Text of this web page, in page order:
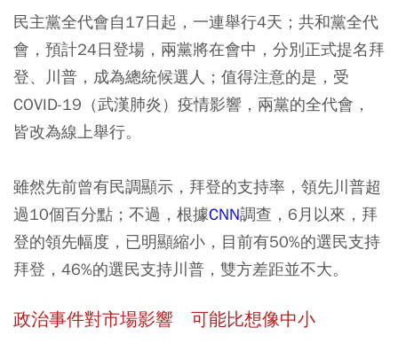
民主黨全代會自17日起，一連舉行4天；共和黨全代
會，預計24日登場，兩黨將在會中，分別正式提名拜
登、川普，成為總統候選人；值得注意的是，受
COVID-19（武漢肺炎）疫情影響，兩黨的全代會，
皆改為線上舉行。
雖然先前曾有民調顯示，拜登的支持率，領先川普超
過10個百分點；不過，根據CNN調查，6月以來，拜
登的領先幅度，已明顯縮小，目前有50%的選民支持
拜登，46%的選民支持川普，雙方差距並不大。
政治事件對市場影響 可能比想像中小